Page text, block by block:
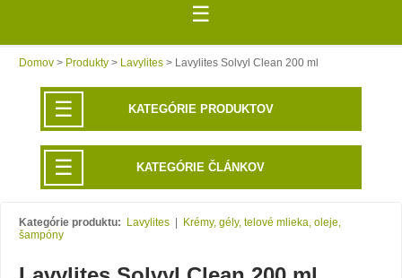
☰
Domov > Produkty > Lavylites > Lavylites Solvyl Clean 200 ml
☰ KATEGÓRIE PRODUKTOV
☰ KATEGÓRIE ČLÁNKOV
Kategórie produktu: Lavylites | Krémy, gély, telové mlieka, oleje,
šampóny